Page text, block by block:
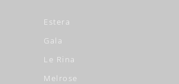
Estera
Gala
Le Rina
Melrose